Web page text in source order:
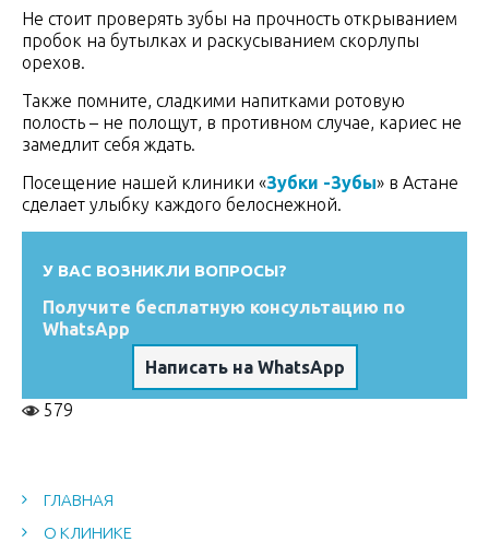
Не стоит проверять зубы на прочность открыванием
пробок на бутылках и раскусыванием скорлупы
орехов.
Также помните, сладкими напитками ротовую
полость – не полощут, в противном случае, кариес не
замедлит себя ждать.
Посещение нашей клиники «Зубки -Зубы» в Астане
сделает улыбку каждого белоснежной.
У ВАС ВОЗНИКЛИ ВОПРОСЫ?
Получите бесплатную консультацию по
WhatsApp
Написать на WhatsApp
579
ГЛАВНАЯ
О КЛИНИКЕ